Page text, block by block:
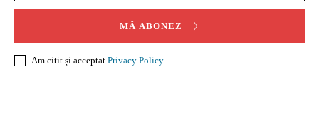
MĂ ABONEZ
Am citit și acceptat Privacy Policy.